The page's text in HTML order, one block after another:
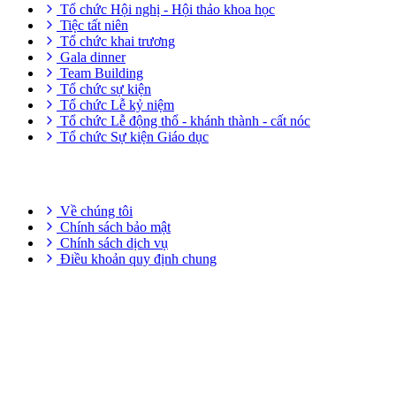
Tổ chức Hội nghị - Hội thảo khoa học
Tiệc tất niên
Tổ chức khai trương
Gala dinner
Team Building
Tổ chức sự kiện
Tổ chức Lễ kỷ niệm
Tổ chức Lễ động thổ - khánh thành - cất nóc
Tổ chức Sự kiện Giáo dục
Về chúng tôi
Chính sách bảo mật
Chính sách dịch vụ
Điều khoản quy định chung